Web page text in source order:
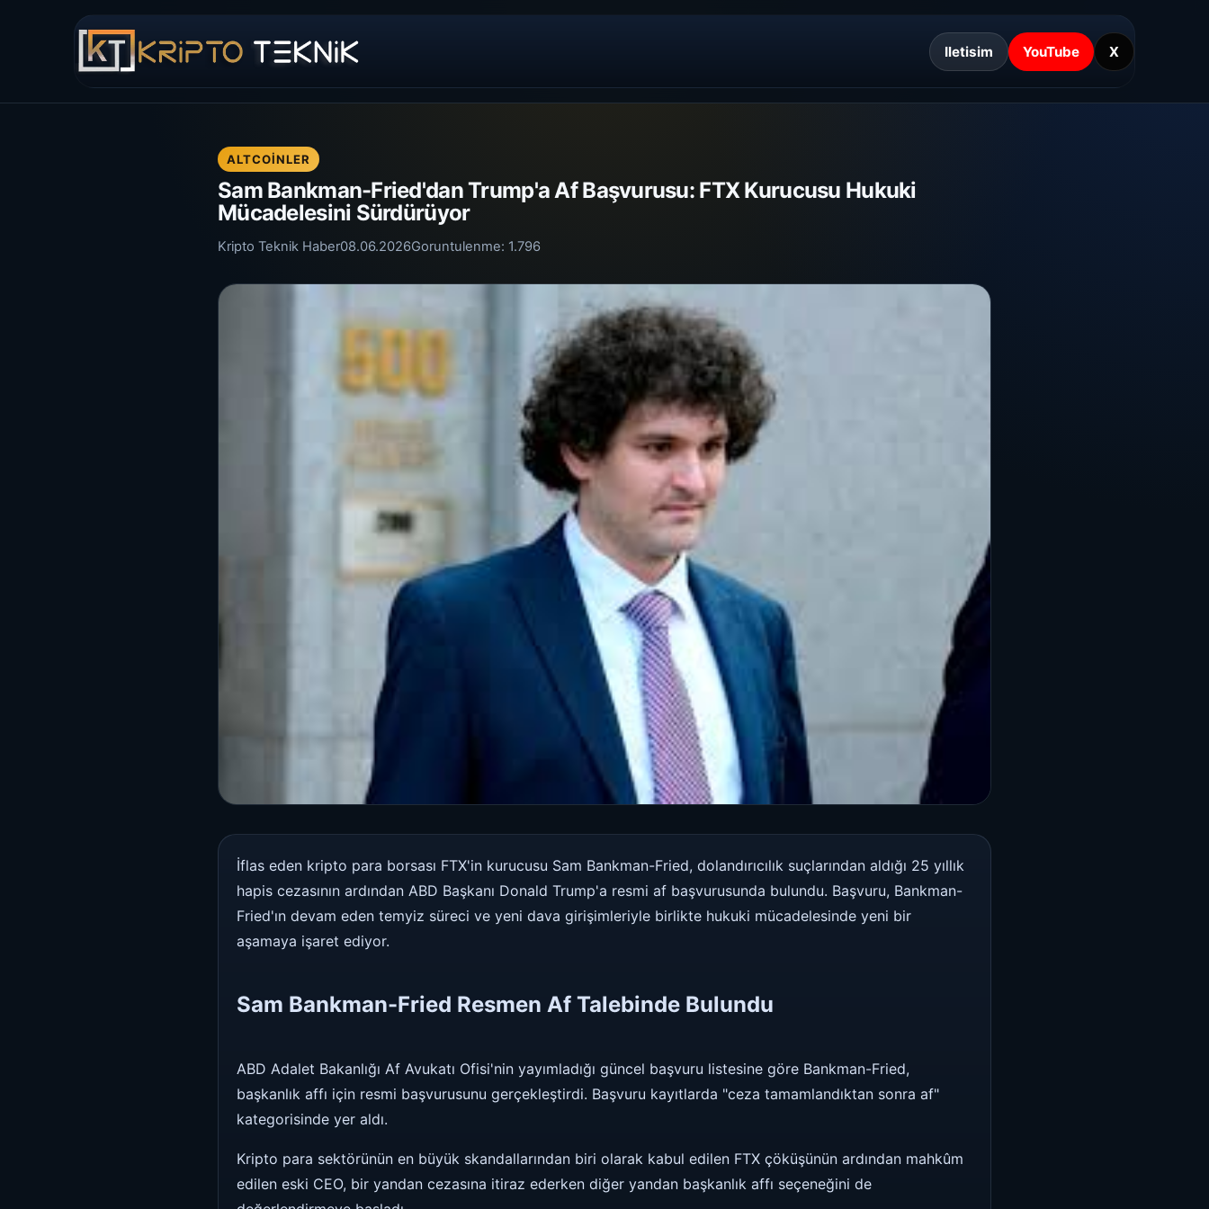
Iletisim YouTube X
ALTCOINLER
Sam Bankman-Fried'dan Trump'a Af Başvurusu: FTX Kurucusu Hukuki
Mücadelesini Sürdürüyor
Kripto Teknik Haber08.06.2026Goruntulenme: 1.796
İflas eden kripto para borsası FTX'in kurucusu Sam Bankman-Fried, dolandırıcılık suçlarından aldığı 25 yıllık
hapis cezasının ardından ABD Başkanı Donald Trump'a resmi af başvurusunda bulundu. Başvuru, Bankman-
Fried'ın devam eden temyiz süreci ve yeni dava girişimleriyle birlikte hukuki mücadelesinde yeni bir
aşamaya işaret ediyor.
Sam Bankman-Fried Resmen Af Talebinde Bulundu
ABD Adalet Bakanlığı Af Avukatı Ofisi'nin yayımladığı güncel başvuru listesine göre Bankman-Fried,
başkanlık affı için resmi başvurusunu gerçekleştirdi. Başvuru kayıtlarda "ceza tamamlandıktan sonra af"
kategorisinde yer aldı.
Kripto para sektörünün en büyük skandallarından biri olarak kabul edilen FTX çöküşünün ardından mahkûm
edilen eski CEO, bir yandan cezasına itiraz ederken diğer yandan başkanlık affı seçeneğini de